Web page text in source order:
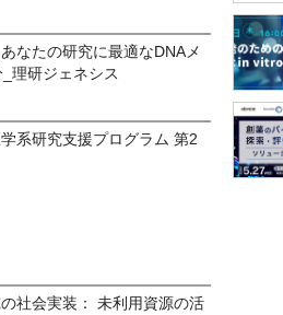
なたの研究に最適なDNAメ
理研ジェネシス
系研究支援プログラム 第2
社会実装： 未利用資源の活